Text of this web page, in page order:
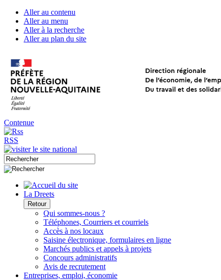
Aller au contenu
Aller au menu
Aller à la recherche
Aller au plan du site
Contenue
RSS
La Dreets
Retour
Qui sommes-nous ?
Téléphones, Courriers et courriels
Accès à nos locaux
Saisine électronique, formulaires en ligne
Marchés publics et appels à projets
Concours administratifs
Avis de recrutement
Entreprises, emploi, économie